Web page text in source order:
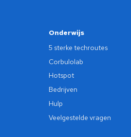
Onderwijs
5 sterke techroutes
Corbulolab
Hotspot
Bedrijven
Hulp
Veelgestelde vragen